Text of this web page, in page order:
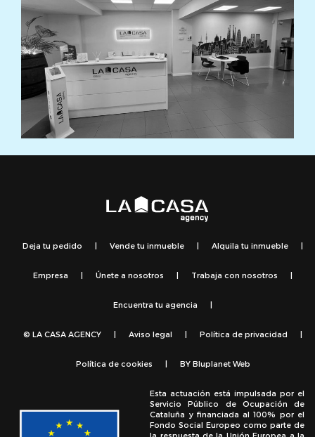
Deja tu pedido Vende tu inmueble Alquila tu inmueble
Empresa Únete a nosotros Trabaja con nosotros
Encuentra tu agencia
© LA CASA AGENCY Aviso legal Política de privacidad
Política de cookies BY Bluplanet Web
Esta actuación está impulsada por el
Servicio Público de Ocupación de
Cataluña y financiada al 100% por el
Fondo Social Europeo como parte de